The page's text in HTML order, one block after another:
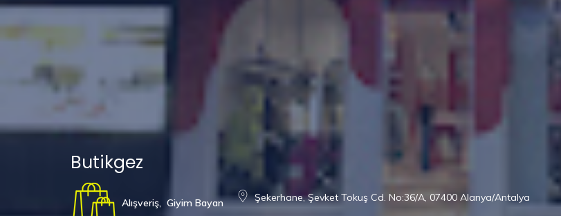
Butikgez
Alışveriş, Giyim Bayan Şekerhane, Şevket Tokuş Cd. No:36/A, 07400 Alanya/Antalya